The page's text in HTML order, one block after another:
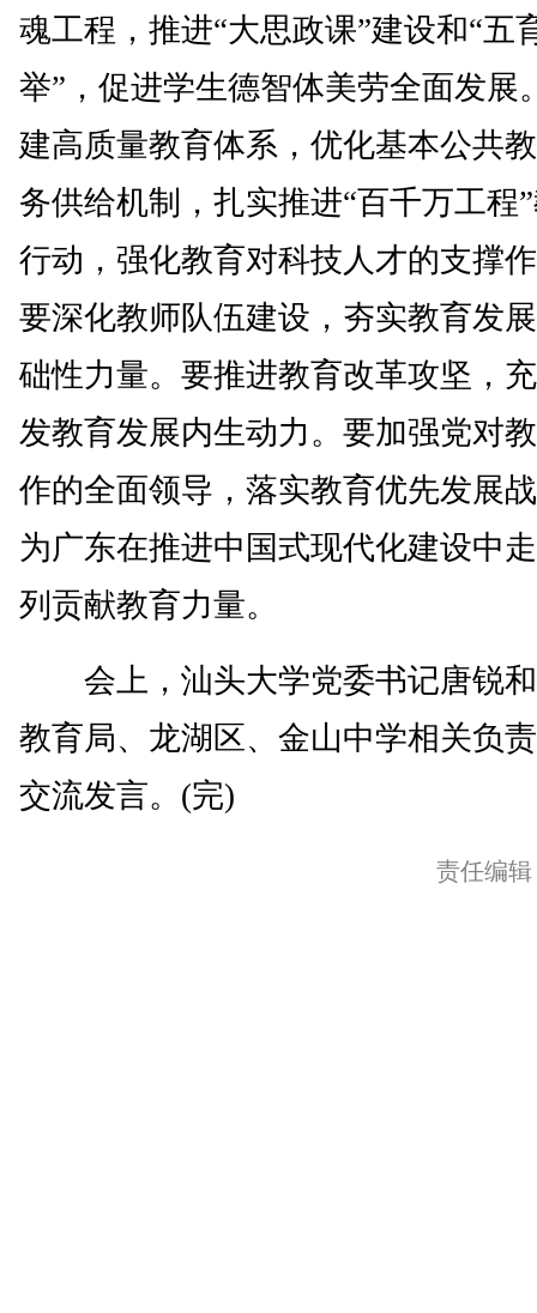
魂工程，推进“大思政课”建设和“五
举”，促进学生德智体美劳全面发展
建高质量教育体系，优化基本公共
务供给机制，扎实推进“百千万工程
行动，强化教育对科技人才的支撑
要深化教师队伍建设，夯实教育发
础性力量。要推进教育改革攻坚，
发教育发展内生动力。要加强党对
作的全面领导，落实教育优先发展
为广东在推进中国式现代化建设中
列贡献教育力量。
会上，汕头大学党委书记唐锐
教育局、龙湖区、金山中学相关负
交流发言。(完)
责任编